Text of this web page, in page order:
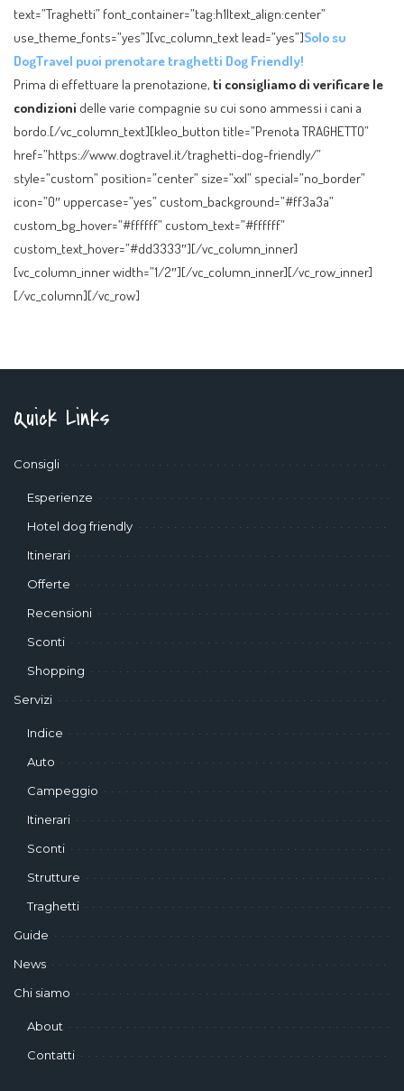
text=”Traghetti” font_container=”tag:h1|text_align:center”
use_theme_fonts=”yes”][vc_column_text lead=”yes”]Solo su
DogTravel puoi prenotare traghetti Dog Friendly!
Prima di effettuare la prenotazione, ti consigliamo di verificare le
condizioni delle varie compagnie su cui sono ammessi i cani a
bordo.[/vc_column_text][kleo_button title=”Prenota TRAGHETTO”
href=”https://www.dogtravel.it/traghetti-dog-friendly/”
style=”custom” position=”center” size=”xxl” special=”no_border”
icon=”0″ uppercase=”yes” custom_background=”#ff3a3a”
custom_bg_hover=”#ffffff” custom_text=”#ffffff”
custom_text_hover=”#dd3333″][/vc_column_inner]
[vc_column_inner width=”1/2″][/vc_column_inner][/vc_row_inner]
[/vc_column][/vc_row]
Quick Links
Consigli
Esperienze
Hotel dog friendly
Itinerari
Offerte
Recensioni
Sconti
Shopping
Servizi
Indice
Auto
Campeggio
Itinerari
Sconti
Strutture
Traghetti
Guide
News
Chi siamo
About
Contatti